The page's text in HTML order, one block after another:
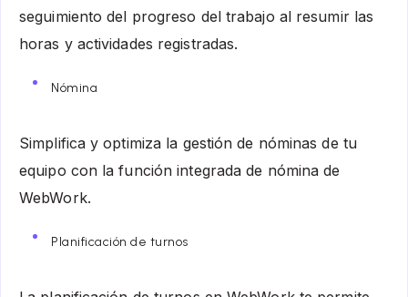
seguimiento del progreso del trabajo al resumir las
horas y actividades registradas.
Nómina
Simplifica y optimiza la gestión de nóminas de tu
equipo con la función integrada de nómina de
WebWork.
Planificación de turnos